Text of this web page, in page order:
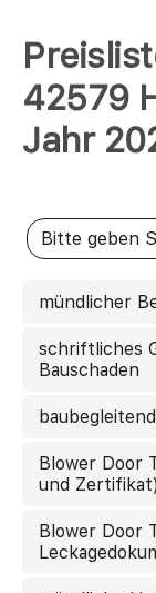
42579
Jahr
mündlicher
schriftliches
Bauschaden
Blower Door
und Zertifikat)
Blower Door